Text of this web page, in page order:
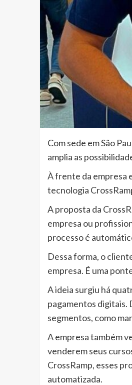
Com sede em São
amplia as
À frente da empresa
tecnologia
A proposta da
empresa ou
processo é
Dessa forma, o
empresa. É uma
A ideia surgiu há
pagamentos digitais.
segmentos, como
A empresa também
venderem seus
CrossRamp, esses
automatizada.